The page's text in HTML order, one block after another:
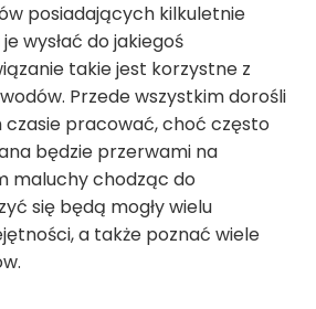
posiadających kilkuletnie
wysłać do jakiegoś
takie jest korzystne z
Przede wszystkim dorośli
pracować, choć często
będzie przerwami na
maluchy chodząc do
się będą mogły wielu
a także poznać wiele